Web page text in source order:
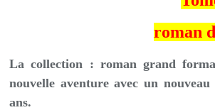
roman
La collection : roman grand
nouvelle aventure avec un
ans.